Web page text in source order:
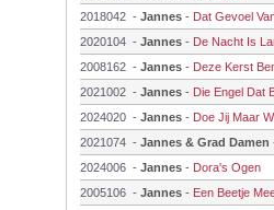
2018042 - Jannes - Dat Gevoel
2020104 - Jannes - De Nacht Is
2008162 - Jannes - Deze Kerst
2021002 - Jannes - Die Engel Dat
2024020 - Jannes - Doe Jij Maar
2021074 - Jannes & Grad Damen
2024006 - Jannes - Dora's Ogen
2005106 - Jannes - Een Beetje